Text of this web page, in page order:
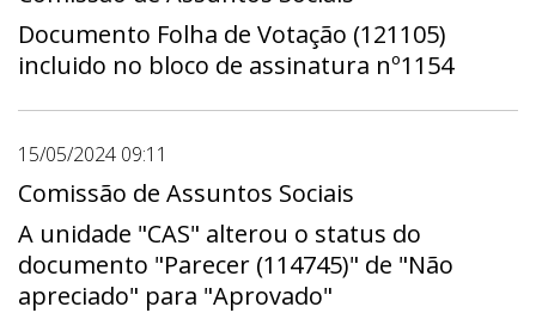
Documento Folha de Votação (121105)
incluido no bloco de assinatura nº1154
15/05/2024 09:11
Comissão de Assuntos Sociais
A unidade "CAS" alterou o status do
documento "Parecer (114745)" de "Não
apreciado" para "Aprovado"